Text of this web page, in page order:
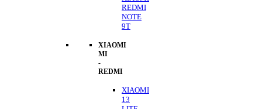
REDMI
NOTE
9T
XIAOMI
MI
-
REDMI
XIAOMI
13